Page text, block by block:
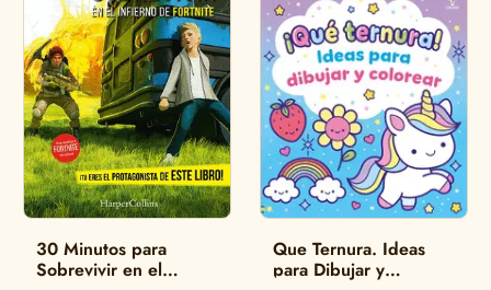
30 Minutos para
Sobrevivir en el
Que Ternura. Ideas
para Dibujar y